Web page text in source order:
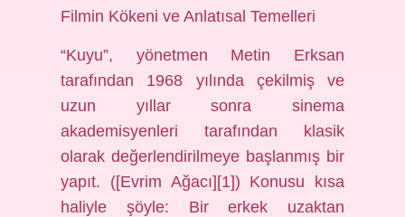
Filmin Kökeni ve Anlatısal Temelleri
“Kuyu”, yönetmen Metin Erksan
tarafından 1968 yılında çekilmiş ve
uzun yıllar sonra sinema
akademisyenleri tarafından klasik
olarak değerlendirilmeye başlanmış bir
yapıt. ([Evrim Ağacı][1]) Konusu kısa
haliyle şöyle: Bir erkek uzaktan